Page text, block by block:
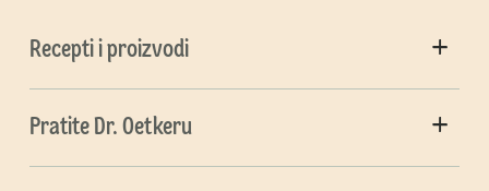
Recepti i proizvodi
Pratite Dr. Oetkeru